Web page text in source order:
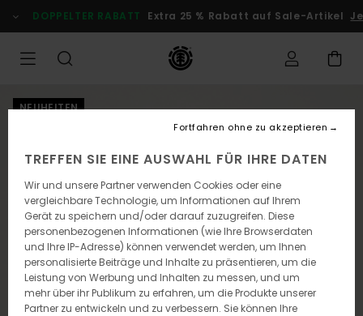
zur
Produktinformation
DOPPELTER RABATT Extra 25 % Rabatt auf Sale-Artikel
NEUHEITEN
TREFFEN SIE EINE AUSWAHL FÜR IHRE DATEN
Wir und unsere Partner verwenden Cookies oder eine
vergleichbare Technologie, um Informationen auf Ihrem
Gerät zu speichern und/oder darauf zuzugreifen. Diese
personenbezogenen Informationen (wie Ihre Browserdaten
und Ihre IP-Adresse) können verwendet werden, um Ihnen
personalisierte Beiträge und Inhalte zu präsentieren, um die
Leistung von Werbung und Inhalten zu messen, und um
mehr über ihr Publikum zu erfahren, um die Produkte unserer
Partner zu entwickeln und zu verbessern. Sie können Ihre
Fortfahren ohne zu akzeptieren